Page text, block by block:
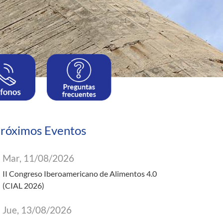
Eventos
Mar, 11/08/2026
II Congreso Iberoamericano de Alimentos 4.0
(CIAL 2026)
Jue, 13/08/2026